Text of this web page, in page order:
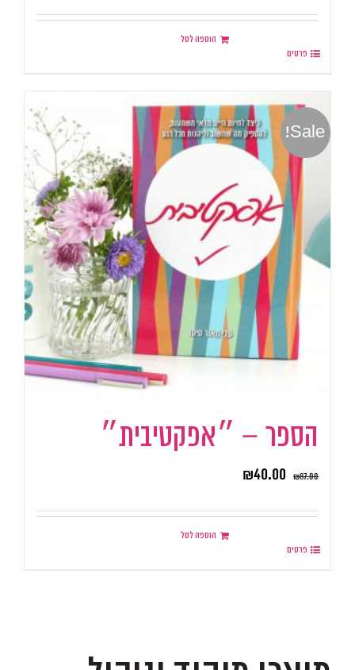
הוספה לסל
פרטים
Sale!
הספר – ״אפקטיבית״
₪87.00
₪40.00
הוספה לסל
פרטים